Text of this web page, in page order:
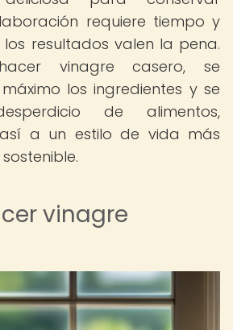
requiere tiempo y
resultados valen la pena.
vinagre casero, se
los ingredientes y se
de alimentos,
a un estilo de vida más
vinagre